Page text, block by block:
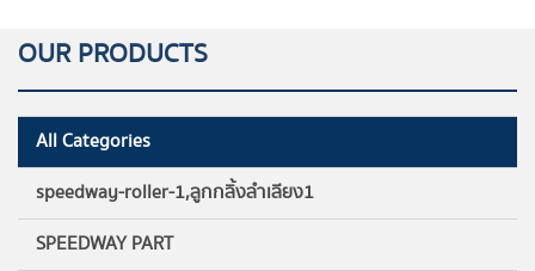
OUR PRODUCTS
All Categories
speedway-roller-1,ลูกกลิ้งลำเลียง1
SPEEDWAY PART